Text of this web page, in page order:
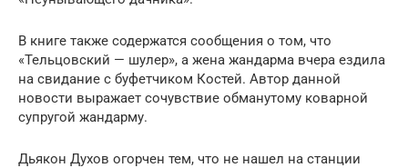
В книге также содержатся сообщения о том, что
«Тельцовский — шулер», а жена жандарма вчера ездила
на свидание с буфетчиком Костей. Автор данной
новости выражает сочувствие обманутому коварной
супругой жандарму.
Дьякон Духов огорчен тем, что не нашел на станции